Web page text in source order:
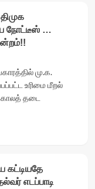
நோட்டீஸ் …
மு.க.
உரிமை மீறல்
தடை
எடப்பாடி